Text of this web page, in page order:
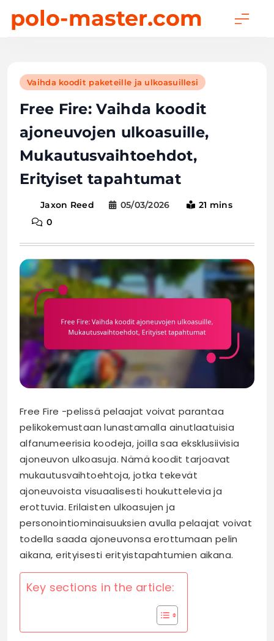
polo-master.com
Vaihda koodit paketeille ja ulkoasuillesi
Free Fire: Vaihda koodit
ajoneuvojen ulkoasuille,
Mukautusvaihtoehdot,
Erityiset tapahtumat
Jaxon Reed 05/03/2026
21 mins
0
Free Fire -pelissä pelaajat voivat parantaa
pelikokemustaan lunastamalla ainutlaatuisia
alfanumeerisia koodeja, joilla saa eksklusiivisia
ajoneuvon ulkoasuja. Nämä koodit tarjoavat
mukautusvaihtoehtoja, jotka tekevät
ajoneuvoista visuaalisesti houkuttelevia ja
erottuvia. Erilaisten ulkoasujen ja
personointiominaisuuksien avulla pelaajat voivat
todella saada ajoneuvonsa erottumaan pelin
aikana, erityisesti erityistapahtumien aikana.
Key sections in the article: